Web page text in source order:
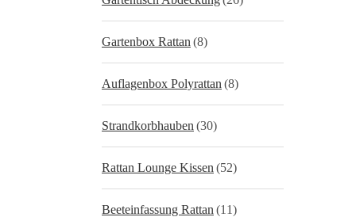
Gartenbox Rattan (8)
Auflagenbox Polyrattan (8)
Strandkorbhauben (30)
Rattan Lounge Kissen (52)
Beeteinfassung Rattan (11)